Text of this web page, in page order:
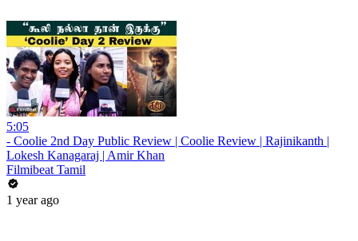
5:05
- Coolie 2nd Day Public Review | Coolie Review | Rajinikanth |
Lokesh Kanagaraj | Amir Khan
Filmibeat Tamil
1 year ago